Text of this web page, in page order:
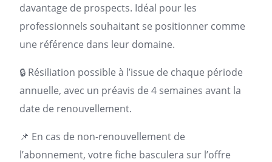
davantage de prospects. Idéal pour les
professionnels souhaitant se positionner comme
une référence dans leur domaine.
🔒 Résiliation possible à l’issue de chaque période
annuelle, avec un préavis de 4 semaines avant la
date de renouvellement.
📌 En cas de non-renouvellement de
l’abonnement, votre fiche basculera sur l’offre